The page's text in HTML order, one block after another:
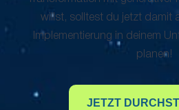
willst, solltest du jetzt damit
Implementierung in deinem
planen!
JETZT